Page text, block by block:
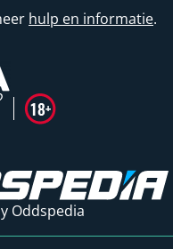
hulp en informatie.
Oddspedia